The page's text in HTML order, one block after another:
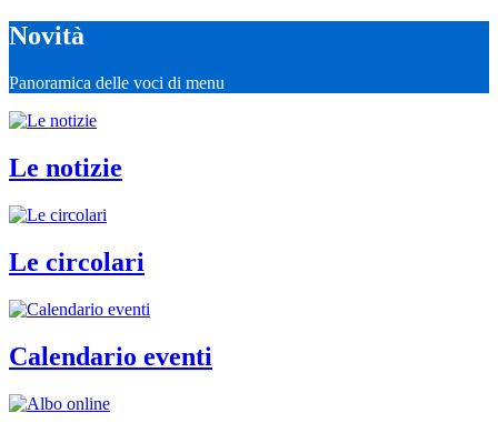
Novità
Panoramica delle voci di menu
Le notizie
Le circolari
Calendario eventi